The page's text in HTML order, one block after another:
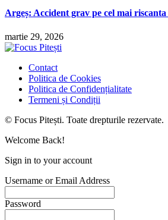
Argeș: Accident grav pe cel mai riscanta
martie 29, 2026
Contact
Politica de Cookies
Politica de Confidențialitate
Termeni și Condiții
© Focus Pitești. Toate drepturile rezervate.
Welcome Back!
Sign in to your account
Username or Email Address
Password